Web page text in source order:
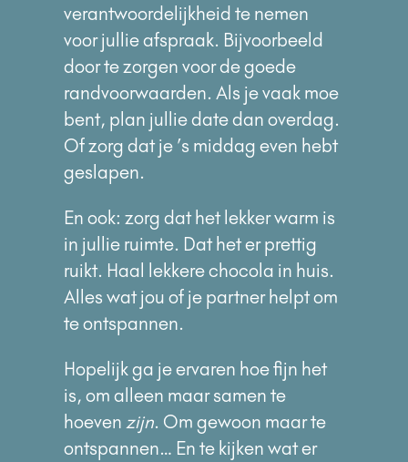
verantwoordelijkheid te nemen
voor jullie afspraak. Bijvoorbeeld
door te zorgen voor de goede
randvoorwaarden. Als je vaak moe
bent, plan jullie date dan overdag.
Of zorg dat je ’s middag even hebt
geslapen.
En ook: zorg dat het lekker warm is
in jullie ruimte. Dat het er prettig
ruikt. Haal lekkere chocola in huis.
Alles wat jou of je partner helpt om
te ontspannen.
Hopelijk ga je ervaren hoe fijn het
is, om alleen maar samen te
hoeven zijn. Om gewoon maar te
ontspannen… En te kijken wat er